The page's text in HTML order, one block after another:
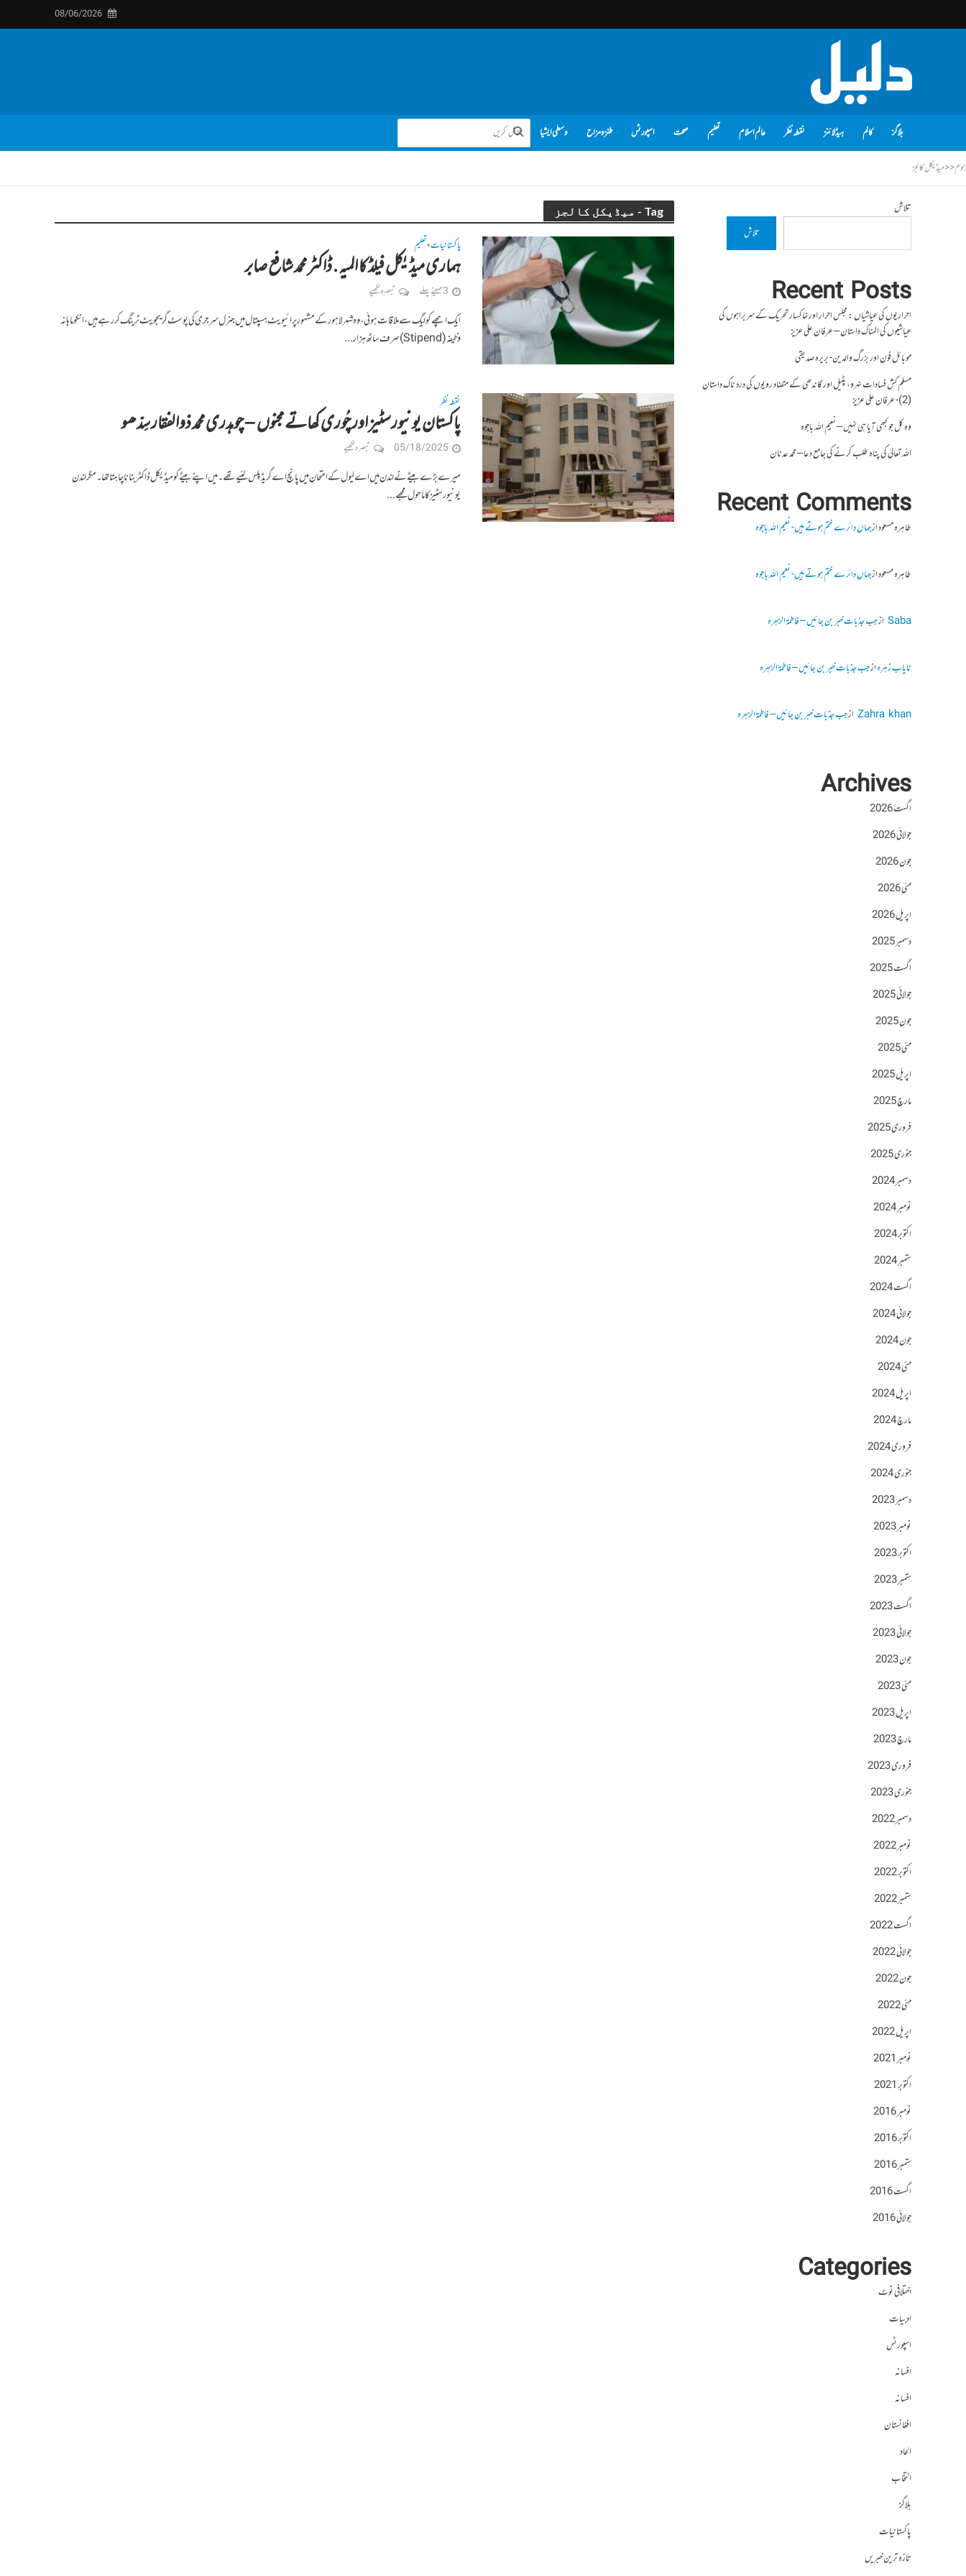
08/06/2026
بلاگز کالم ہیڈلائنز نقطہ نظر عالم اسلام تعلیم صحت اسپورٹس طنز و مزاح وسطی ایشیا
ہوم<<میڈیکل کالجز
Tag - میڈیکل کالجز
پاکستانیات•تعلیم
ہماری میڈیکل فیلڈ کا المیہ . ڈاکٹر محمد شافع صابر
3 مہینے پہلے تبصرہ لکھیے
ایک اچھے کولیگ سے ملاقات ہوئی، وہ شہر لاہور کے مشہور پرائیویٹ ہسپتال میں جنرل سرجری کی پوسٹ گریجویٹ ٹرینگ کر رہے ہیں،انکو ماہانہ
وظیفہ (Stipend) صرف ساٹھ ہزار...
نقطہ نظر
پاکستان یونیورسٹیز اور چُوری کھاتے مجنوں – چوہدری محمد ذوالفقار سِدّھو
05/18/2025 تبصرہ لکھیے
میرے بڑے بیٹے نے لندن میں اے لیول کے امتحان میں پانچ اے گریڈ پلس لئیے تھے۔ میں اپنے بیٹے کو میڈیکل ڈاکٹر بنانا چاہتا تھا۔ مگر لندن
یونیورسٹیز کا ماحول مجھے...
تلاش
تلاش
Recent Posts
احراریوں کی عیاشیاں : مجلس احرار اور خاکسار تحریک کے سربراہوں کی
عیاشیوں کی المناک داستان – عرفان علی عزیز
موبائل فون اور بزرگ والدین- بریرہ صدیقی
مسلم کش فسادات نہرو، پٹیل اور گاندھی کے متضاد رویوں کی درد ناک داستان
(2)- عرفان علی عزیز
وہ کل جو کبھی آیا ہی نہیں – نعیم اللہ باجوہ
اللہ تعالیٰ کی پناہ طلب کرنے کی جامع دعا – محمد عدنان
Recent Comments
طاہرہ مسعودازجہاں دائرے ختم ہوتے ہیں- نعیم اللہ باجوہ
طاہرہ مسعودازجہاں دائرے ختم ہوتے ہیں- نعیم اللہ باجوہ
Sabaازجب جذبات خبر بن جائیں – فاطمۃالزہرہ
نایاب زہرہازجب جذبات خبر بن جائیں – فاطمۃالزہرہ
Zahra khanازجب جذبات خبر بن جائیں – فاطمۃالزہرہ
Archives
اگست 2026
جولائی 2026
جون 2026
مئی 2026
اپریل 2026
دسمبر 2025
اگست 2025
جولائی 2025
جون 2025
مئی 2025
اپریل 2025
مارچ 2025
فروری 2025
جنوری 2025
دسمبر 2024
نومبر 2024
اکتوبر 2024
ستمبر 2024
اگست 2024
جولائی 2024
جون 2024
مئی 2024
اپریل 2024
مارچ 2024
فروری 2024
جنوری 2024
دسمبر 2023
نومبر 2023
اکتوبر 2023
ستمبر 2023
اگست 2023
جولائی 2023
جون 2023
مئی 2023
اپریل 2023
مارچ 2023
فروری 2023
جنوری 2023
دسمبر 2022
نومبر 2022
اکتوبر 2022
ستمبر 2022
اگست 2022
جولائی 2022
جون 2022
مئی 2022
اپریل 2022
نومبر 2021
اکتوبر 2021
نومبر 2016
اکتوبر 2016
ستمبر 2016
اگست 2016
جولائی 2016
Categories
اختلافی نوٹ
ادبیات
اسپورٹس
افسانہ
افسانہ
افغانستان
الحاد
انتخاب
بلاگز
پاکستانیات
تازہ ترین خبریں